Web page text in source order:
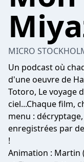
MICRO
Un podcast où
d'une oeuvre de
Totoro, Le voyage
ciel...Chaque film,
menu :
enregistrées par
!
Animation :